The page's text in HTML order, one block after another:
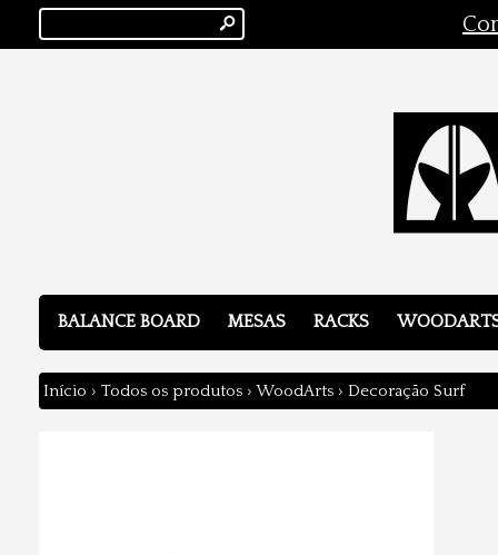
s
BALANCE BOARD MESAS RACKS
Início › Todos os produtos › WoodArts › Decoração Surf